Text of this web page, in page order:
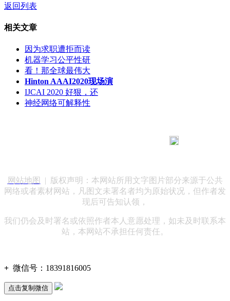
返回列表
相关文章
因为求职遭拒而读
机器学习公平性研
看！那全球最伟大
Hinton AAAI2020现场演
IJCAI 2020 好狠，还
神经网络可解释性
网站地图
| 版权声明：本网站所用文字图片部分来源于公共
网络或者素材网站，凡图文未署名者均为原始状况，但作者发
现后可告知认领，
我们仍会及时署名或依照作者本人意愿处理，如未及时联系本
站，本网站不承担任何责任。
+ 微信号： 18391816005
点击复制微信